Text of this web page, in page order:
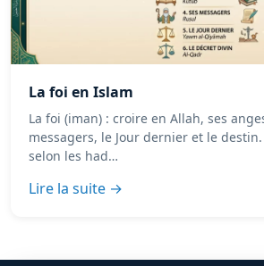
La foi en Islam
La foi (iman) : croire en Allah, ses
messagers, le Jour dernier et le
selon les had…
Lire la suite →